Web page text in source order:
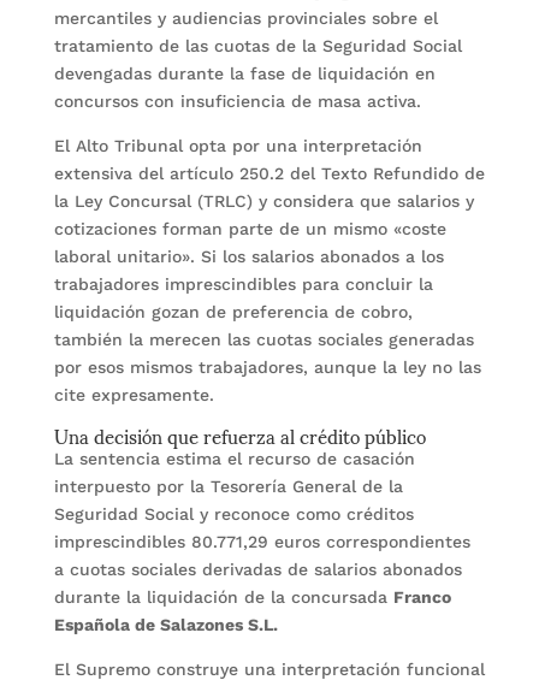
mercantiles y audiencias provinciales sobre el
tratamiento de las cuotas de la Seguridad Social
devengadas durante la fase de liquidación en
concursos con insuficiencia de masa activa.
El Alto Tribunal opta por una interpretación
extensiva del artículo 250.2 del Texto Refundido de
la Ley Concursal (TRLC) y considera que salarios y
cotizaciones forman parte de un mismo «coste
laboral unitario». Si los salarios abonados a los
trabajadores imprescindibles para concluir la
liquidación gozan de preferencia de cobro,
también la merecen las cuotas sociales generadas
por esos mismos trabajadores, aunque la ley no las
cite expresamente.
Una decisión que refuerza al crédito público
La sentencia estima el recurso de casación
interpuesto por la Tesorería General de la
Seguridad Social y reconoce como créditos
imprescindibles 80.771,29 euros correspondientes
a cuotas sociales derivadas de salarios abonados
durante la liquidación de la concursada Franco
Española de Salazones S.L.
El Supremo construye una interpretación funcional